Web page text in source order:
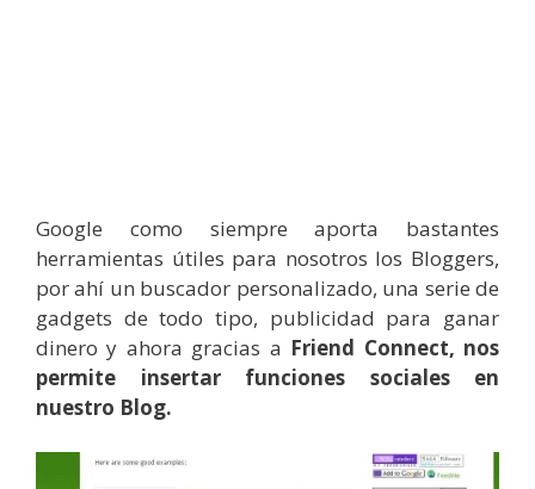
Google como siempre aporta bastantes
herramientas útiles para nosotros los Bloggers,
por ahí un buscador personalizado, una serie de
gadgets de todo tipo, publicidad para ganar
dinero y ahora gracias a Friend Connect, nos
permite insertar funciones sociales en
nuestro Blog.